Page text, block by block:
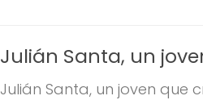
Julián Santa, un
Julián Santa, un joven que